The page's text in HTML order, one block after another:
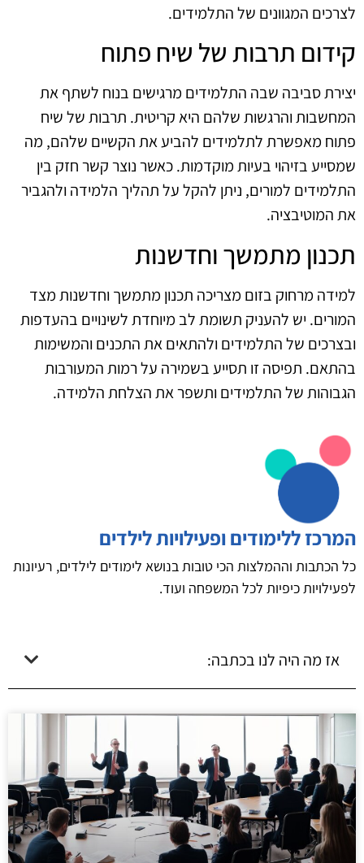
לצרכים המגוונים של התלמידים.
קידום תרבות של שיח פתוח
יצירת סביבה שבה התלמידים מרגישים בנוח לשתף את
המחשבות והרגשות שלהם היא קריטית. תרבות של שיח
פתוח מאפשרת לתלמידים להביע את הקשיים שלהם, מה
שמסייע בזיהוי בעיות מוקדמות. כאשר נוצר קשר חזק בין
התלמידים למורים, ניתן להקל על תהליך הלמידה ולהגביר
את המוטיבציה.
תכנון מתמשך וחדשנות
למידה מרחוק בזום מצריכה תכנון מתמשך וחדשנות מצד
המורים. יש להעניק תשומת לב מיוחדת לשינויים בהעדפות
ובצרכים של התלמידים ולהתאים את התכנים והמשימות
בהתאם. תפיסה זו תסייע בשמירה על רמות המעורבות
הגבוהות של התלמידים ותשפר את הצלחת הלמידה.
המרכז ללימודים ופעילויות לילדים
כל הכתבות וההמלצות הכי טובות בנושא לימודים לילדים, רעיונות
לפעילויות כיפיות לכל המשפחה ועוד.
אז מה היה לנו בכתבה: